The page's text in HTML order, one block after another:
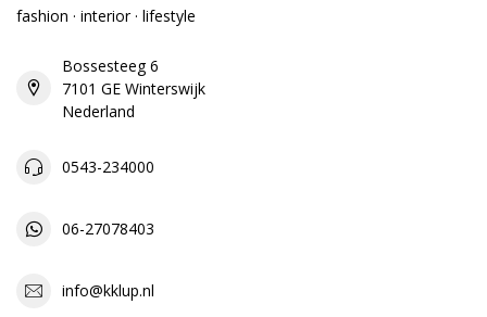
fashion · interior · lifestyle
Bossesteeg 6
7101 GE Winterswijk
Nederland
0543-234000
06-27078403
info@kklup.nl